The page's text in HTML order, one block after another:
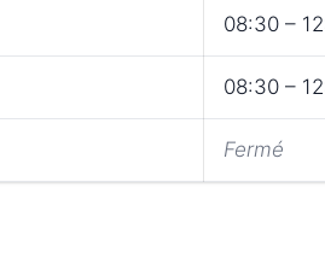
08:30 –
08:30 –
Fermé